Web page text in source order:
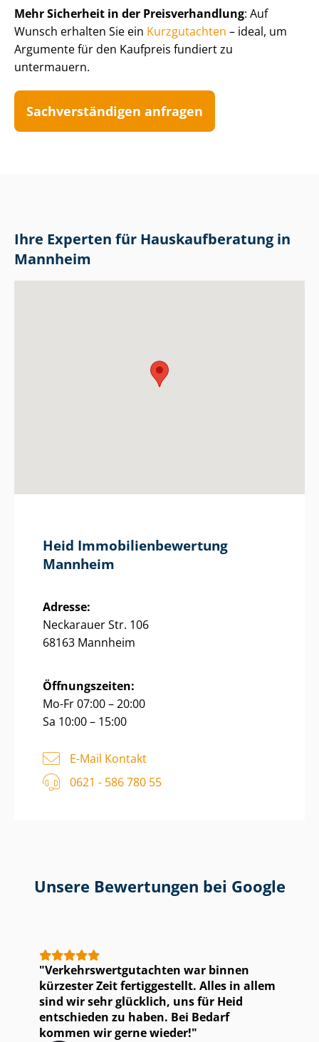
Mehr Sicherheit in der Preis­ver­hand­lung: Auf
Wunsch erhalten Sie ein Kurzgutachten – ideal, um
Argumente für den Kaufpreis fundiert zu
untermauern.
Sach­ver­stän­di­gen anfragen
Ihre Experten für Haus­kauf­be­ra­tung in
Mannheim
Heid Im­mo­bi­li­en­be­wer­tung
Mannheim
Adresse:
Neckarauer Str. 106
68163 Mannheim
Öffnungszeiten:
Mo-Fr 07:00 – 20:00
Sa 10:00 – 15:00
E-Mail Kontakt
0621 - 586 780 55
Unsere Bewertungen bei Google
Ver­kehrs­wert­gut­ach­ten war binnen
kürzester Zeit fertiggestellt. Alles in allem
sind wir sehr glücklich, uns für Heid
entschieden zu haben. Bei Bedarf
kommen wir gerne wieder!